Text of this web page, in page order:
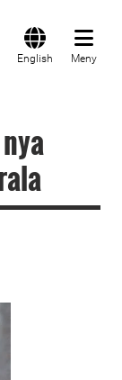
English Meny